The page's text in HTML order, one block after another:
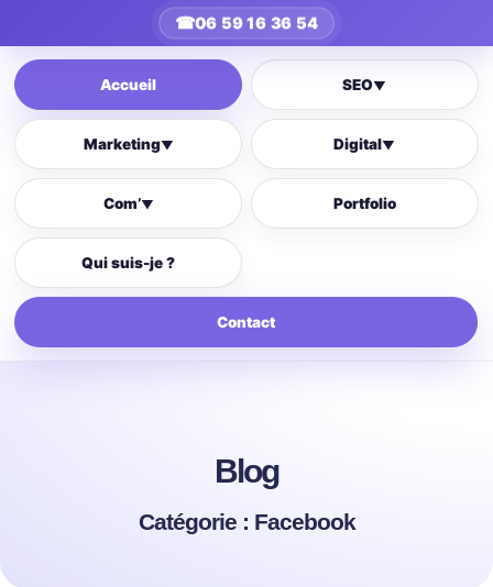
☎06 59 16 36 54
Accueil SEO▼
Marketing▼ Digital▼
Com’▼ Portfolio
Qui suis-je ?
Contact
Blog
Catégorie : Facebook